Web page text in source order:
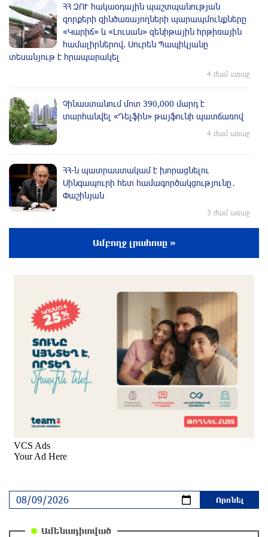
ՀՀ ԶՈՒ հակաօդային պաշտպանության
զորքերի զինծառայողների պարապմունքները
«Կարիճ» և «Լուսան» զենիթային հրթիռային
համալիրներով. Սուրեն Պապիկյանը
տեսանյութ է հրապարակել
4 ժամ առաջ
Չինաստանում մոտ 390,000 մարդ է
տարհանվել «Դելֆին» թայֆունի պատճառով
4 ժամ առաջ
ՀՀ-ն պատրաստակամ է խորացնելու
Սինգապուրի հետ համագործակցությունը․
Փաշինյան
3 ժամ առաջ
Իսրայելը մերժում է Գազայի վերաբերյալ
Հրդեհ Սոլակ բնակավայրում․ կանխվել է
հրդեհի տարածումը
3 ժամ առաջ
Հռոմի պապը կրկին կոչ է արել դադարեցնել
Ուկրաինայում պատերազմը
3 ժամ առաջ
վրեժխնդրությունը․ զինված խումբը
3 ժամ առաջ
մոտեցրել են ափ․ նրանց կյանքին վտանգ չի
Ամբողջ լրահոսը »
Ամենադիտված